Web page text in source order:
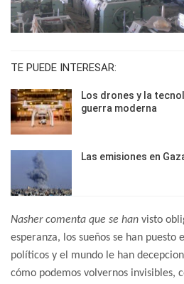
TE PUEDE INTERESAR:
Los drones y la
guerra moderna
Las emisiones en
Nasher comenta que se han visto
esperanza, los sueños se han puesto
políticos y el mundo le han
cómo podemos volvernos invisibles,